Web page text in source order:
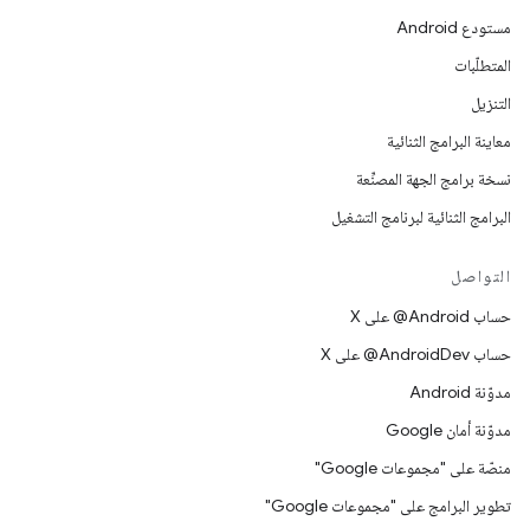
مستودع Android
المتطلّبات
التنزيل
معاينة البرامج الثنائية
نسخة برامج الجهة المصنِّعة
البرامج الثنائية لبرنامج التشغيل
التواصل
حساب ‎@Android على X
حساب ‎@AndroidDev على X
مدوّنة Android
مدوّنة أمان Google
منصّة على "مجموعات Google"
تطوير البرامج على "مجموعات Google"